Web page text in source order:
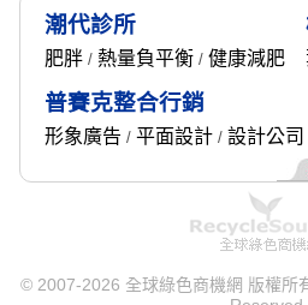
潮代診所
肥胖/ 熱量負平衡/ 健康減肥
普賽克整合行銷
形象廣告 / 平面設計/ 設計公司
© 2007-2026 全球綠色商機網 版權所